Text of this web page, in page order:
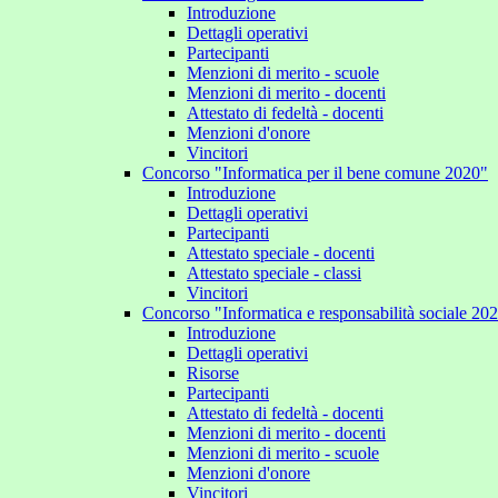
Introduzione
Dettagli operativi
Partecipanti
Menzioni di merito - scuole
Menzioni di merito - docenti
Attestato di fedeltà - docenti
Menzioni d'onore
Vincitori
Concorso "Informatica per il bene comune 2020"
Introduzione
Dettagli operativi
Partecipanti
Attestato speciale - docenti
Attestato speciale - classi
Vincitori
Concorso "Informatica e responsabilità sociale
Introduzione
Dettagli operativi
Risorse
Partecipanti
Attestato di fedeltà - docenti
Menzioni di merito - docenti
Menzioni di merito - scuole
Menzioni d'onore
Vincitori